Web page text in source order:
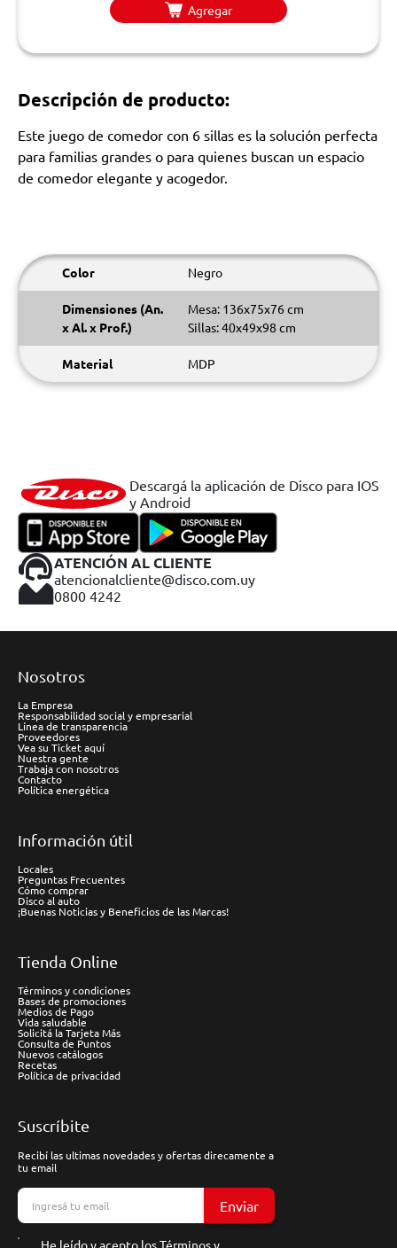
Agregar
Descripción de producto:
Este juego de comedor con 6 sillas es la solución perfecta
para familias grandes o para quienes buscan un espacio
de comedor elegante y acogedor.
Color Negro
Dimensiones (An.
x Al. x Prof.)
Mesa: 136x75x76 cm
Sillas: 40x49x98 cm
Material MDP
Descargá la aplicación de Disco para IOS
y Android
ATENCIÓN AL CLIENTE
atencionalcliente@disco.com.uy
0800 4242
Nosotros
La Empresa
Responsabilidad social y empresarial
Línea de transparencia
Proveedores
Vea su Ticket aquí
Nuestra gente
Trabaja con nosotros
Contacto
Política energética
Información útil
Locales
Preguntas Frecuentes
Cómo comprar
Disco al auto
¡Buenas Noticias y Beneficios de las Marcas!
Tienda Online
Términos y condiciones
Bases de promociones
Medios de Pago
Vida saludable
Solicitá la Tarjeta Más
Consulta de Puntos
Nuevos catálogos
Recetas
Política de privacidad
Suscríbite
Recibí las ultimas novedades y ofertas direcamente a
tu email
Enviar
He leído y acepto losTérminos y